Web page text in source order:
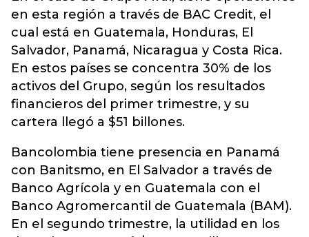
en esta región a través de BAC Credit, el
cual está en Guatemala, Honduras, El
Salvador, Panamá, Nicaragua y Costa Rica.
En estos países se concentra 30% de los
activos del Grupo, según los resultados
financieros del primer trimestre, y su
cartera llegó a $51 billones.
Bancolombia tiene presencia en Panamá
con Banitsmo, en El Salvador a través de
Banco Agrícola y en Guatemala con el
Banco Agromercantil de Guatemala (BAM).
En el segundo trimestre, la utilidad en los